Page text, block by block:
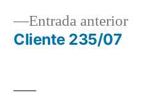
deEntrada anterior
Cliente 235/07